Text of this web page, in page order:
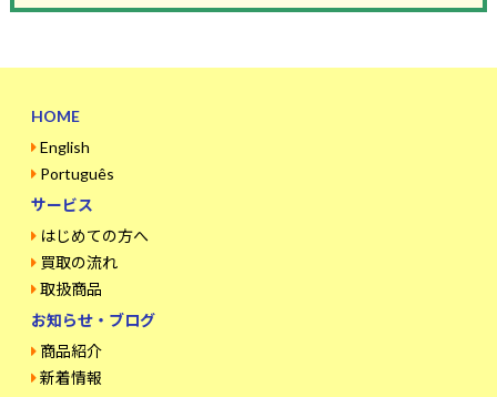
HOME
English
Português
サービス
はじめての方へ
買取の流れ
取扱商品
お知らせ・ブログ
商品紹介
新着情報